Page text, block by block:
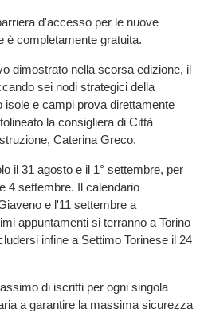
d'accesso per le nuove
è completamente gratuita.
dimostrato nella scorsa edizione, il
sei nodi strategici della
isole e campi prova direttamente
la consigliera di Città
Caterina Greco.
il 31 agosto e il 1° settembre, per
4 settembre. Il calendario
e l'11 settembre a
appuntamenti si terranno a Torino
infine a Settimo Torinese il 24
di iscritti per ogni singola
a garantire la massima sicurezza